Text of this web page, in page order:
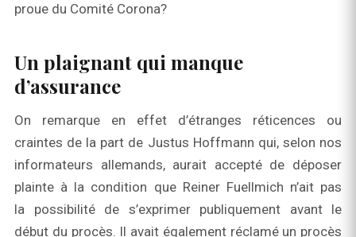
proue du Comité Corona?
Un plaignant qui manque
d’assurance
On remarque en effet d’étranges réticences ou
craintes de la part de Justus Hoffmann qui, selon nos
informateurs allemands, aurait accepté de déposer
plainte à la condition que Reiner Fuellmich n’ait pas
la possibilité de s’exprimer publiquement avant le
début du procès. Il avait également réclamé un procès